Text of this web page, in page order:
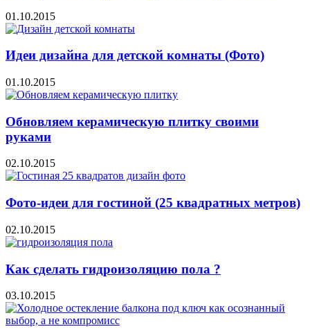
01.10.2015
Идеи дизайна для детской комнаты (Фото)
01.10.2015
Обновляем керамическую плитку своими
руками
02.10.2015
Фото-идеи для гостиной (25 квадратных метров)
02.10.2015
Как сделать гидроизоляцию пола ?
03.10.2015